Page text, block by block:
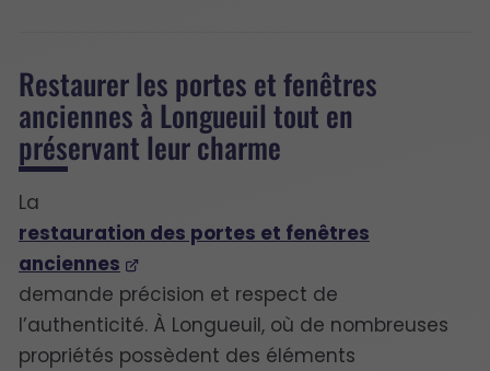
Restaurer les portes et fenêtres
anciennes à Longueuil tout en
préservant leur charme
La
restauration des portes et fenêtres
anciennes
demande précision et respect de
l’authenticité. À Longueuil, où de nombreuses
propriétés possèdent des éléments